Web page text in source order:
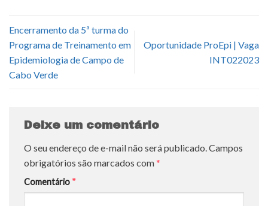
Encerramento da 5ª turma do
Programa de Treinamento em
Epidemiologia de Campo de
Cabo Verde
Oportunidade ProEpi | Vaga
INT022023
Deixe um comentário
O seu endereço de e-mail não será publicado.Campos
obrigatórios são marcados com*
Comentário *